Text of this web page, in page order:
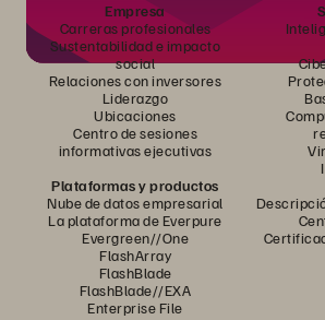
Empresa
Carreras profesionales
Sustentabilidad e impacto
social
Relaciones con inversores
Liderazgo
Ubicaciones
Centro de sesiones
informativas ejecutivas
Plataformas y productos
Nube de datos empresarial
La plataforma de Everpure
Evergreen//One
FlashArray
FlashBlade
FlashBlade//EXA
Enterprise File